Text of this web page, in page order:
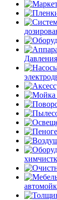
Давления